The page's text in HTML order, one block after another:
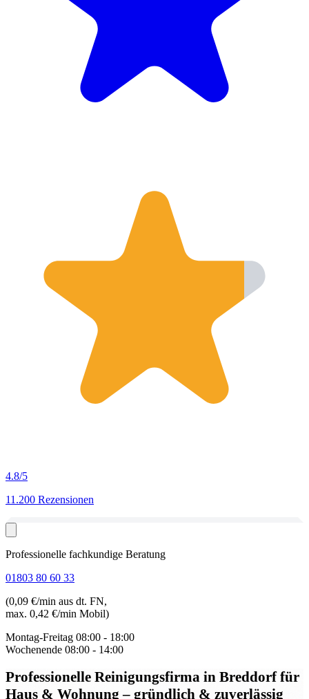
4.8/5
11.200 Rezensionen
Professionelle fachkundige Beratung
01803 80 60 33
(0,09 €/min aus dt. FN,
max. 0,42 €/min Mobil)
Montag-Freitag 08:00 - 18:00
Wochenende 08:00 - 14:00
Professionelle Reinigungsfirma in Breddorffür
Haus & Wohnung – gründlich & zuverlässig